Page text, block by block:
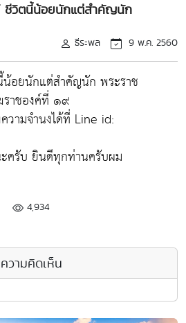
ชีวิตนี้น้อยนักแต่สำคัญนัก
ธีระพล 9 พ.ค. 2560
น้อยนักแต่สำคัญนัก พระราช
าชองค์ที่ ๑๙
วามจำนงได้ที่ Line id:
ะครับ ยินดีทุกท่านครับผม
4,934
ความคิดเห็น